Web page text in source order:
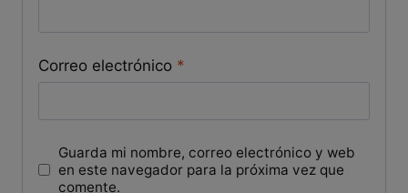
Correo electrónico *
Guarda mi nombre, correo electrónico y web
en este navegador para la próxima vez que
comente.